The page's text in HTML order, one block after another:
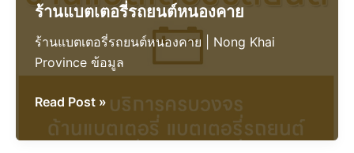
ร้านแบตเตอรี่รถยนต์หนองคาย
ร้านแบตเตอรี่รถยนต์หนองคาย | Nong Khai
Province ข้อมูล
ร้าน
แบตเตอรี่
รถยนต์
Read Post »